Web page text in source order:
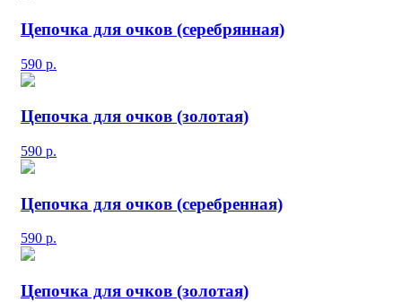
Цепочка для очков (серебрянная)
590 р.
Цепочка для очков (золотая)
590 р.
Цепочка для очков (серебренная)
590 р.
Цепочка для очков (золотая)